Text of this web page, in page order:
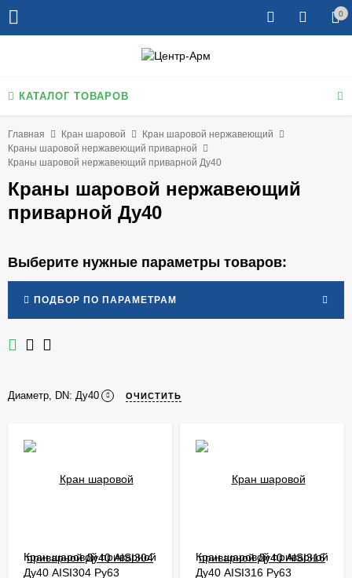
0
КАТАЛОГ ТОВАРОВ
Главная Кран шаровой
Кран шаровой нержавеющий
Краны шаровой нержавеющий приварной
Краны шаровой нержавеющий приварной Ду40
Краны шаровой нержавеющий
приварной Ду40
Выберите нужные параметры товаров:
ПОДБОР ПО ПАРАМЕТРАМ
Диаметр, DN: Ду40 ОЧИСТИТЬ
Кран шаровой приварной
Ду40 AISI304 Ру63
Кран шаровой приварной
Ду40 AISI316 Ру63